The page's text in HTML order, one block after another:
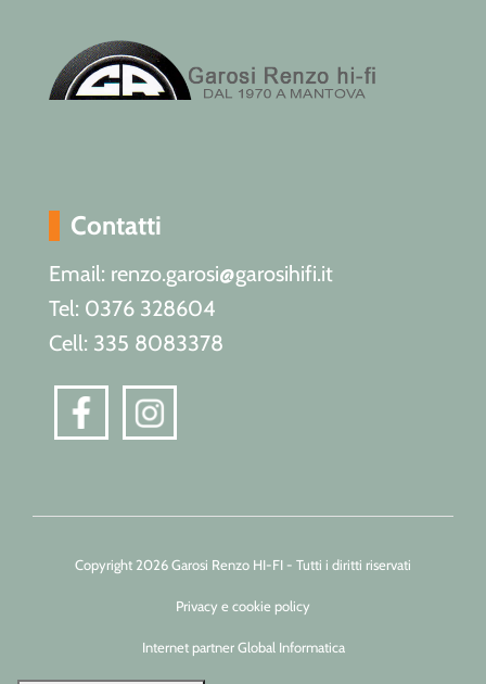
Contatti
Email: renzo.garosi@garosihifi.it
Tel: 0376 328604
Cell: 335 8083378
Copyright 2026 Garosi Renzo HI-FI - Tutti i diritti riservati
Privacy e cookie policy
Internet partner Global Informatica